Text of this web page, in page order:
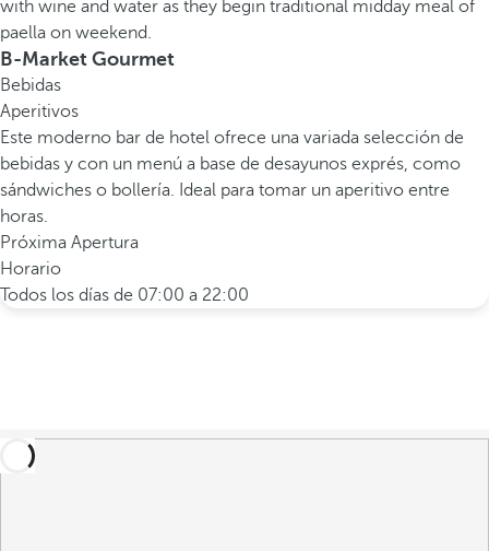
B-Market Gourmet
Bebidas
Aperitivos
Este moderno bar de hotel ofrece una variada selección de
bebidas y con un menú a base de desayunos exprés, como
sándwiches o bollería. Ideal para tomar un aperitivo entre
horas.
Próxima Apertura
Horario
Todos los días de 07:00 a 22:00